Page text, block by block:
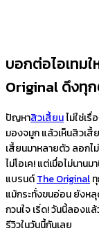
บอกต่อไอเทม
Original ดึงทุ
ปัญหาสิวเสี้ยนไม่ใช่เรื่
มองจมูก แล้วเห็นสิวเสี้
เสี้ยนมาหลายตัว ลอก
ไม่โอเค! แต่เมื่อไม่นาน
แบรนด์The Original
แม้กระทั่งขนอ่อน ยังหลุ
กวนใจ เริ่ด! วันนี้ลองแ
รีวิวในวันนี้กันเลย